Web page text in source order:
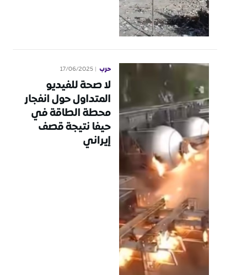
حرب 17/06/2025
لا صحة للفيديو
المتداول حول انفجار
محطة الطاقة في
حيفا نتيجة قصف
إيراني